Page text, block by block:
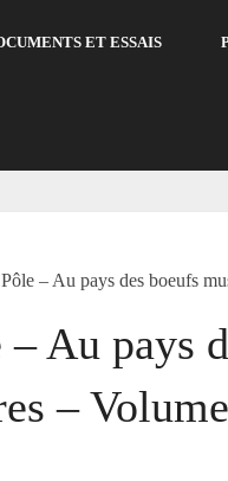
ET ESSAIS
– Au pays des boeufs
Au pays
–